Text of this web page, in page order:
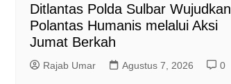
Ditlantas Polda Sulbar Wujudkan
Polantas Humanis melalui Aksi
Jumat Berkah
Rajab Umar Agustus 7, 2026 0